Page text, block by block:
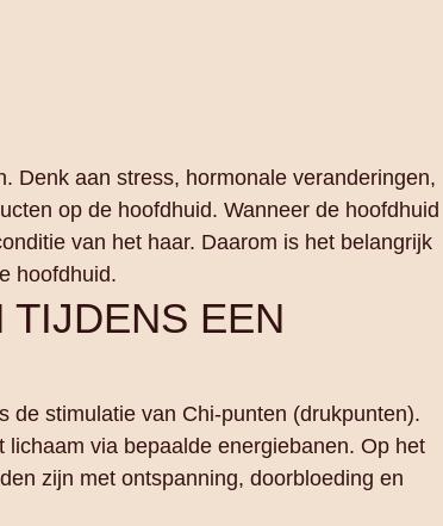
Denk aan stress, hormonale veranderingen,
op de hoofdhuid. Wanneer de hoofdhuid
van het haar. Daarom is het belangrijk
hoofdhuid.
TIJDENS EEN
stimulatie van Chi‑punten (drukpunten).
via bepaalde energiebanen. Op het
zijn met ontspanning, doorbloeding en